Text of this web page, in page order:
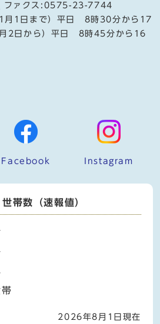
ファクス:0575-23-7744
月1日まで）平日 8時30分から17
2日から）平日 8時45分から16
Facebook Instagram
世帯数（速報値）
2026年8月1日現在